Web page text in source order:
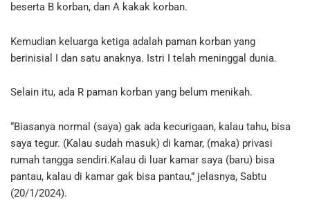
beserta B korban, dan A kakak korban.
Kemudian keluarga ketiga adalah paman korban yang
berinisial I dan satu anaknya. Istri I telah meninggal dunia.
Selain itu, ada R paman korban yang belum menikah.
“Biasanya normal (saya) gak ada kecurigaan, kalau tahu, bisa
saya tegur. (Kalau sudah masuk) di kamar, (maka) privasi
rumah tangga sendiri.Kalau di luar kamar saya (baru) bisa
pantau, kalau di kamar gak bisa pantau,” jelasnya, Sabtu
(20/1/2024).